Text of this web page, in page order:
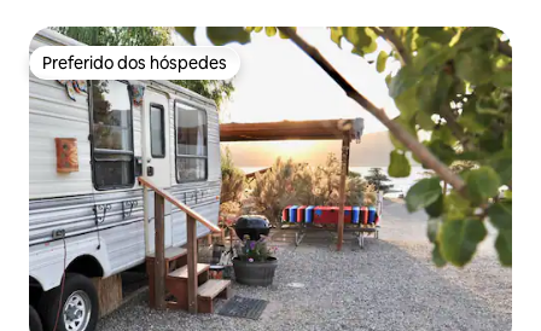
Preferido dos hóspedes
Preferido dos hóspedes